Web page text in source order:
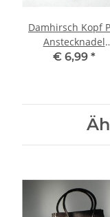
Damhirsch Kopf
Anstecknadel
Anstecker Hut
€ 6,99 *